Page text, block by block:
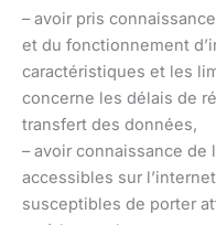
– avoir pris
et du fonctionnement
caractéristiques et les
concerne les délais de
transfert des données,
– avoir connaissance
accessibles sur
susceptibles de porter